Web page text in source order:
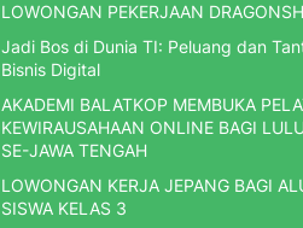
LOWONGAN PEKERJAAN
Jadi Bos di Dunia TI: Peluang dan
Bisnis Digital
AKADEMI BALATKOP MEMBUKA
KEWIRAUSAHAAN ONLINE BAGI
SE-JAWA TENGAH
LOWONGAN KERJA JEPANG BAGI
SISWA KELAS 3